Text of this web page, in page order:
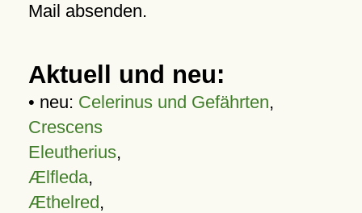
Mail absenden.
Aktuell und neu:
• neu: Celerinus und Gefährten,
Crescens
Eleutherius,
Ælfleda,
Æthelred,